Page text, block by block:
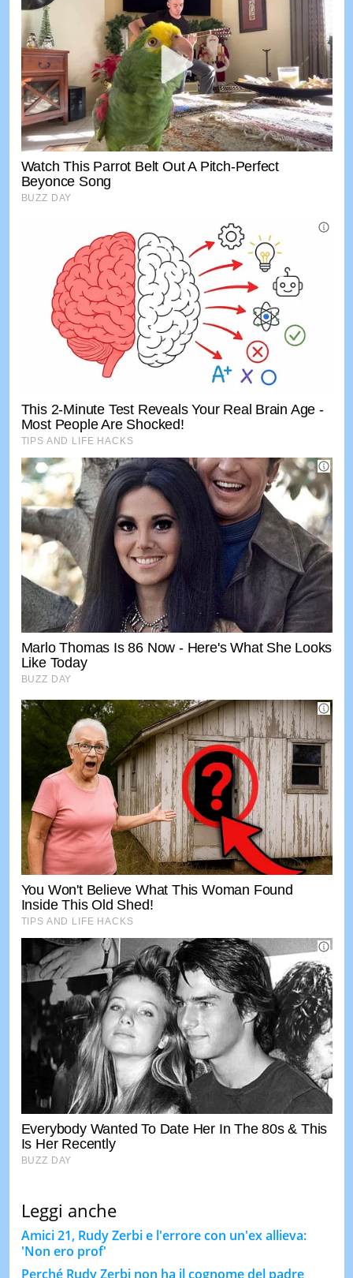
Leggi anche
Amici 21, Rudy Zerbi e l'errore con un'ex allieva:
'Non ero prof'
Perché Rudy Zerbi non ha il cognome del padre